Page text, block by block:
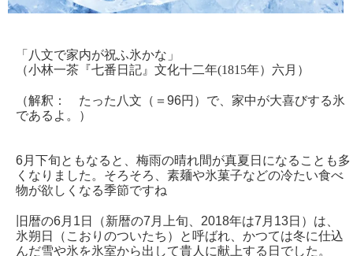
「八文で家内が祝ふ氷かな」
（小林一茶『七番日記』文化十二年(1815年）六月）
（解釈： たった八文（＝96円）で、家中が大喜びする氷
であるよ。）
6月下旬ともなると、梅雨の晴れ間が真夏日になることも多
くなりました。そろそろ、素麺や氷菓子などの冷たい食べ
物が欲しくなる季節ですね
旧暦の6月1日（新暦の7月上旬、2018年は7月13日）は、
氷朔日（こおりのついたち）と呼ばれ、かつては冬に仕込
んだ雪や氷を氷室から出して貴人に献上する日でした。